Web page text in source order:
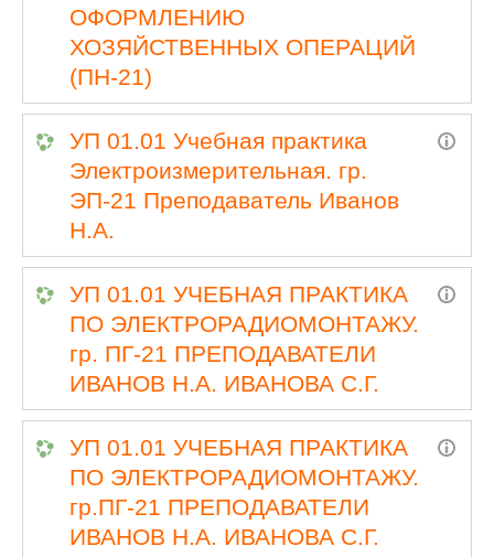
ОФОРМЛЕНИЮ
ХОЗЯЙСТВЕННЫХ ОПЕРАЦИЙ
(ПН-21)
УП 01.01 Учебная практика
Электроизмерительная. гр.
ЭП-21 Преподаватель Иванов
Н.А.
УП 01.01 УЧЕБНАЯ ПРАКТИКА
ПО ЭЛЕКТРОРАДИОМОНТАЖУ.
гр. ПГ-21 ПРЕПОДАВАТЕЛИ
ИВАНОВ Н.А. ИВАНОВА С.Г.
УП 01.01 УЧЕБНАЯ ПРАКТИКА
ПО ЭЛЕКТРОРАДИОМОНТАЖУ.
гр.ПГ-21 ПРЕПОДАВАТЕЛИ
ИВАНОВ Н.А. ИВАНОВА С.Г.